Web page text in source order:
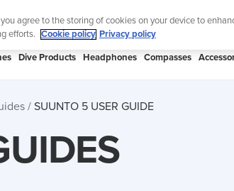
Lightweight
Dive Products Headphones Compasses
SUUNTO 5 USER GUIDE
agree to the storing of cookies on your device to
efforts.
Cookie policy Privacy policy